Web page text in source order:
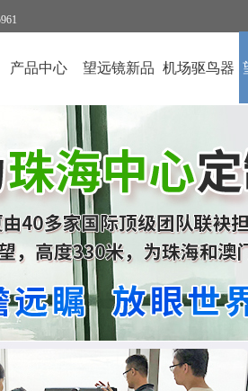
产品中心 望远镜新品 机场驱鸟器